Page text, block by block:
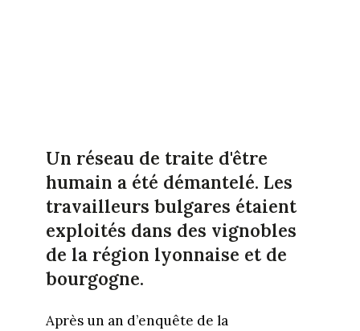
Un réseau de traite d'être
humain a été démantelé. Les
travailleurs bulgares étaient
exploités dans des vignobles
de la région lyonnaise et de
bourgogne.
Après un an d’enquête de la